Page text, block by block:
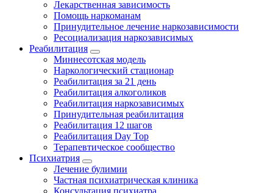
Лекарственная зависимость
Помощь наркоманам
Принудительное лечение наркозависимости
Ресоциализация наркозависимых
Реабилитация
Миннесотская модель
Наркологический стационар
Реабилитация за 21 день
Реабилитация алкоголиков
Реабилитация наркозависимых
Принудительная реабилитация
Реабилитация 12 шагов
Реабилитация Day Top
Терапевтическое сообщество
Психиатрия
Лечение булимии
Частная психиатрическая клиника
Консультация психиатра